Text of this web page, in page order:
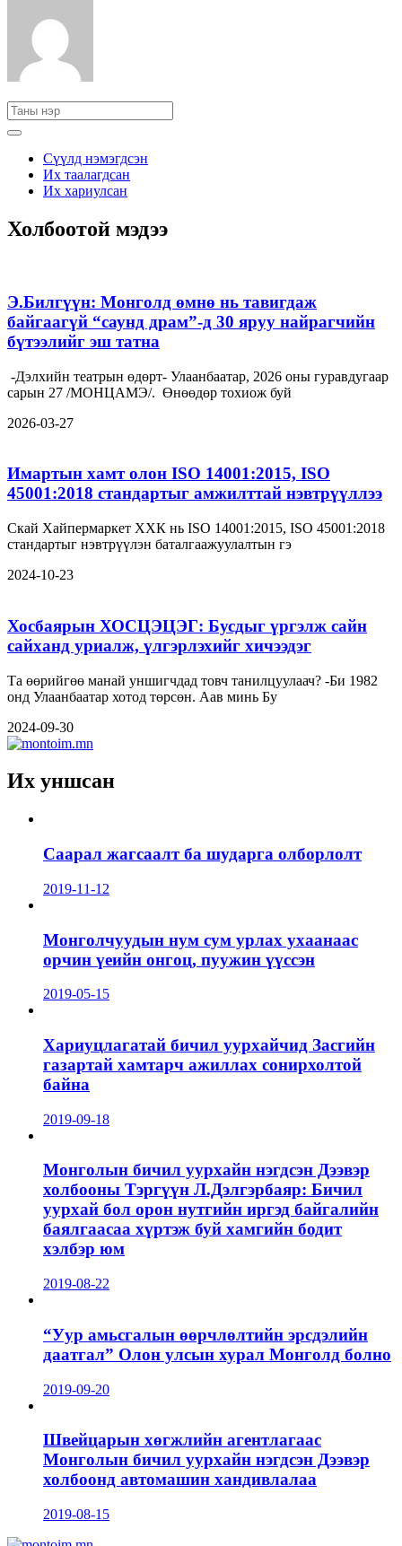
Сүүлд нэмэгдсэн
Их таалагдсан
Их хариулсан
Холбоотой мэдээ
Э.Билгүүн: Монголд өмнө нь тавигдаж
байгаагүй “саунд драм”-д 30 яруу найрагчийн
бүтээлийг эш татна
-Дэлхийн театрын өдөрт- Улаанбаатар, 2026 оны гуравдугаар
сарын 27 /МОНЦАМЭ/. Өнөөдөр тохиож буй
2026-03-27
Имартын хамт олон ISO 14001:2015, ISO
45001:2018 стандартыг амжилттай нэвтрүүллээ
Скай Хайпермаркет ХХК нь ISO 14001:2015, ISO 45001:2018
стандартыг нэвтрүүлэн баталгаажуулалтын гэ
2024-10-23
Хосбаярын ХОСЦЭЦЭГ: Бусдыг үргэлж сайн
сайханд уриалж, үлгэрлэхийг хичээдэг
Та өөрийгөө манай уншигчдад товч танилцуулаач? -Би 1982
онд Улаанбаатар хотод төрсөн. Аав минь Бу
2024-09-30
Их уншсан
Саарал жагсаалт ба шударга олборлолт
2019-11-12
Монголчуудын нум сум урлах ухаанаас
орчин үеийн онгоц, пуужин үүссэн
2019-05-15
Хариуцлагатай бичил уурхайчид Засгийн
газартай хамтарч ажиллах сонирхолтой
байна
2019-09-18
Монголын бичил уурхайн нэгдсэн Дээвэр
холбооны Тэргүүн Л.Дэлгэрбаяр: Бичил
уурхай бол орон нутгийн иргэд байгалийн
баялгаасаа хүртэж буй хамгийн бодит
хэлбэр юм
2019-08-22
“Уур амьсгалын өөрчлөлтийн эрсдэлийн
даатгал” Олон улсын хурал Монголд болно
2019-09-20
Швейцарын хөгжлийн агентлагаас
Монголын бичил уурхайн нэгдсэн Дээвэр
холбоонд автомашин хандивлалаа
2019-08-15